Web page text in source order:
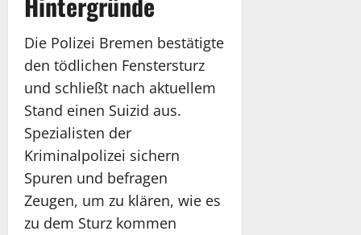
Die Polizei Bremen bestätigte
den tödlichen Fenstersturz
und schließt nach aktuellem
Stand einen Suizid aus.
Spezialisten der
Kriminalpolizei sichern
Spuren und befragen
Zeugen, um zu klären, wie es
zu dem Sturz kommen